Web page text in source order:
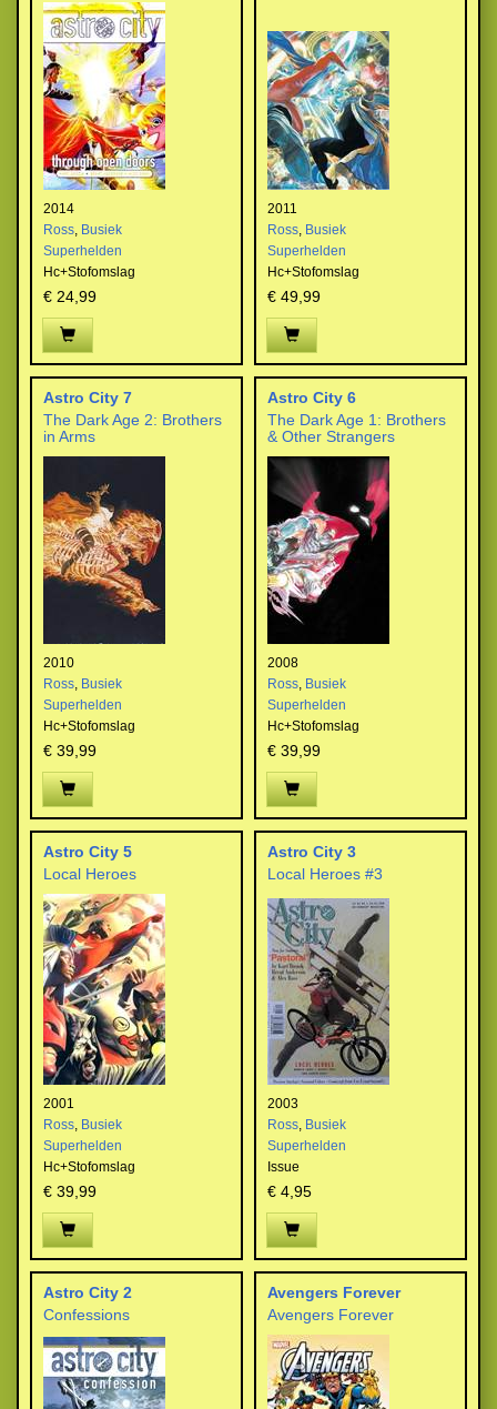
2014
Ross, Busiek
Superhelden
Hc+Stofomslag
€ 24,99
2011
Ross, Busiek
Superhelden
Hc+Stofomslag
€ 49,99
Astro City 7
The Dark Age 2: Brothers
in Arms
2010
Ross, Busiek
Superhelden
Hc+Stofomslag
€ 39,99
Astro City 6
The Dark Age 1: Brothers
& Other Strangers
2008
Ross, Busiek
Superhelden
Hc+Stofomslag
€ 39,99
Astro City 5
Local Heroes
2001
Ross, Busiek
Superhelden
Hc+Stofomslag
€ 39,99
Astro City 3
Local Heroes #3
2003
Ross, Busiek
Superhelden
Issue
€ 4,95
Astro City 2
Confessions
Avengers Forever
Avengers Forever